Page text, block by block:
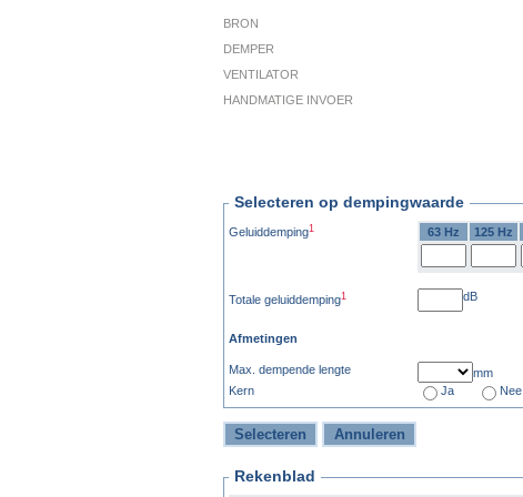
BRON
DEMPER
VENTILATOR
HANDMATIGE INVOER
Selecteren op dempingwaarde
Geluiddemping1 63 Hz 125 Hz
Totale geluiddemping1 dB
Afmetingen
Max. dempende lengte
mm
Kern
Ja Nee
Rekenblad